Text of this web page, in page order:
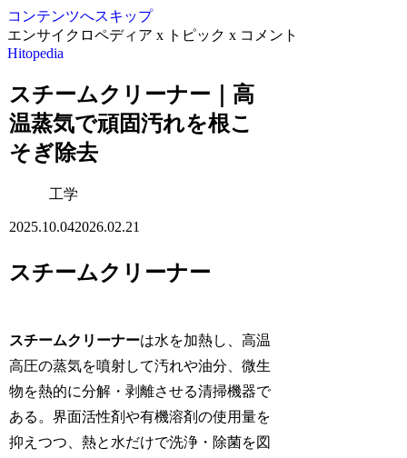
コンテンツへスキップ
エンサイクロペディア x トピック x コメント
Hitopedia
スチームクリーナー｜高
温蒸気で頑固汚れを根こ
そぎ除去
工学
2025.10.042026.02.21
スチームクリーナー
スチームクリーナーは水を加熱し、高温
高圧の蒸気を噴射して汚れや油分、微生
物を熱的に分解・剥離させる清掃機器で
ある。界面活性剤や有機溶剤の使用量を
抑えつつ、熱と水だけで洗浄・除菌を図